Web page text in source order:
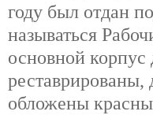
году был отдан
называться
основной корпус
реставрированы,
обложены